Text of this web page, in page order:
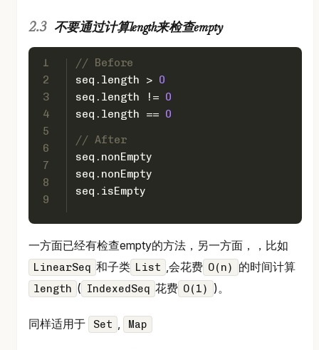
不要通过计算length来检查empty
1
2
3
4
5
6
7
8
9
// Before
seq.length > 0
seq.length != 0
seq.length == 0
// After
seq.nonEmpty
seq.nonEmpty
seq.isEmpty
一方面已经有检查empty的方法，另一方面，，比如
LinearSeq 和子类 List ,会花费 O(n) 的时间计算
length ( IndexedSeq 花费 O(1) )。
同样适用于 Set , Map